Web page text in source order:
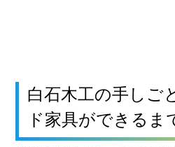
白石木工の手しご
ド家具ができる